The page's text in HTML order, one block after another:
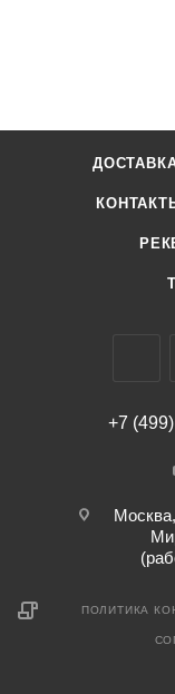
+7
ПОЛИТИКА